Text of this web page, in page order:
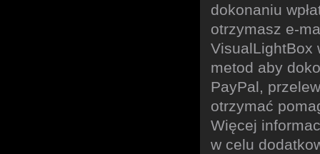
dokonaniu
otrzymasz e-
VisualLightBox
metod aby
PayPal,
otrzymać
Więcej
w celu